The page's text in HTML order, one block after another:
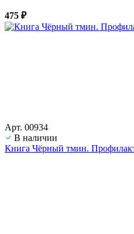
475 ₽
Арт. 00934
В наличии
Книга Чёрный тмин.